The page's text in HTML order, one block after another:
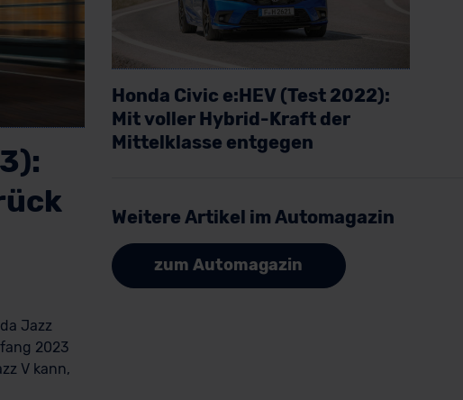
Jazz
2023
V kann,
Honda Civic e:HEV (Test 2022):
Mit voller Hybrid-Kraft der
Mittelklasse entgegen
Weitere Artikel im Automagazin
zum Automagazin